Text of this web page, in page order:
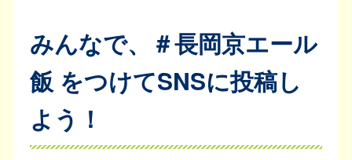
みんなで、
＃長岡京エール
飯 をつけてSNSに投稿し
よう！